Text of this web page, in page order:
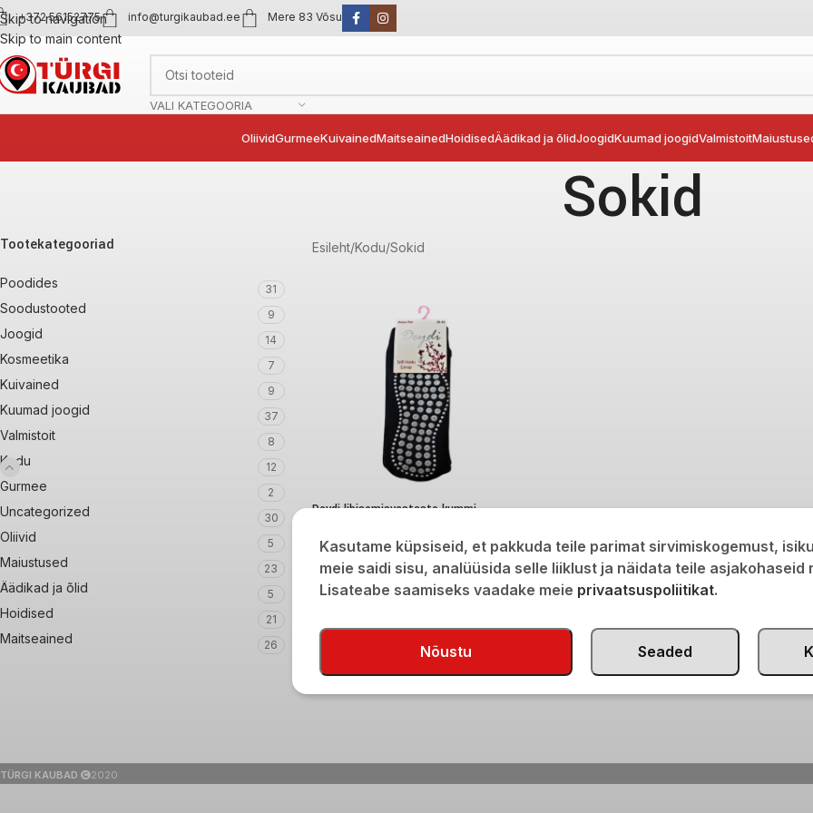
Skip to navigation
Skip to main content
+372 56152775 info@turgikaubad.ee Mere 83 Võsu
VALI KATEGOORIA
OliividGurmeeKuivainedMaitseainedHoidisedÄädikad ja õlidJoogidKuumad joogidValmistoit
Sokid
Tootekategooriad
Poodides 31
Soodustooted 9
Joogid 14
Kosmeetika 7
Kuivained 9
Kuumad joogid 37
Valmistoit 8
Kodu 12
Gurmee 2
Uncategorized 30
Oliivid 5
Maiustused 23
Äädikad ja õlid 5
Hoidised 21
Maitseained 26
Esileht Kodu Sokid
Deydi libisemisvastaste kummi
40
€1,90
TÜRGI KAUBAD 2020
Kasutame küpsiseid, et pakkuda teile parimat sirvimiskogemust,
meie saidi sisu, analüüsida selle liiklust ja näidata teile asjakohaseid
Lisateabe saamiseks vaadake meie privaatsuspoliitikat.
Nõustu Seaded